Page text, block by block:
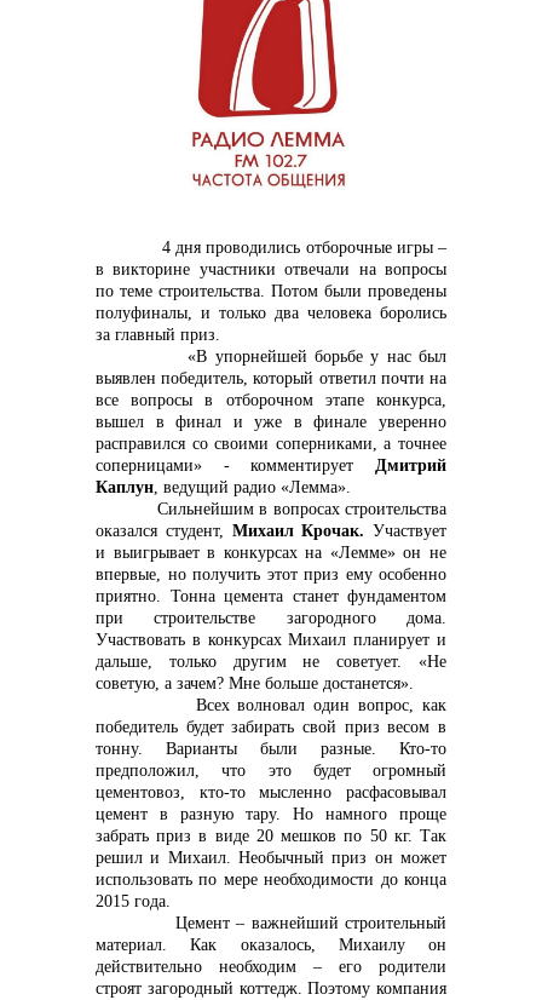
контакты отдела закупок
Контакты
+7 (423) 234 50 50
info@vostokcement.ru
4 дня проводились отборочные игры –
в викторине участники отвечали на вопросы
по теме строительства. Потом были проведены
полуфиналы, и только два человека боролись
за главный приз.
«В упорнейшей борьбе у нас был
выявлен победитель, который ответил почти на
все вопросы в отборочном этапе конкурса,
вышел в финал и уже в финале уверенно
расправился со своими соперниками, а точнее
соперницами» - комментирует Дмитрий
Каплун, ведущий радио «Лемма».
Сильнейшим в вопросах строительства
оказался студент, Михаил Крочак. Участвует
и выигрывает в конкурсах на «Лемме» он не
впервые, но получить этот приз ему особенно
приятно. Тонна цемента станет фундаментом
при строительстве загородного дома.
Участвовать в конкурсах Михаил планирует и
дальше, только другим не советует. «Не
советую, а зачем? Мне больше достанется».
Всех волновал один вопрос, как
победитель будет забирать свой приз весом в
тонну. Варианты были разные. Кто-то
предположил, что это будет огромный
цементовоз, кто-то мысленно расфасовывал
цемент в разную тару. Но намного проще
забрать приз в виде 20 мешков по 50 кг. Так
решил и Михаил. Необычный приз он может
использовать по мере необходимости до конца
2015 года.
Цемент – важнейший строительный
материал. Как оказалось, Михаилу он
действительно необходим – его родители
строят загородный коттедж. Поэтому компания